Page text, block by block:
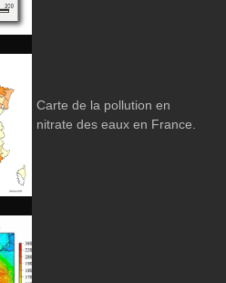
Carte de la pollution en
nitrate des eaux en France.